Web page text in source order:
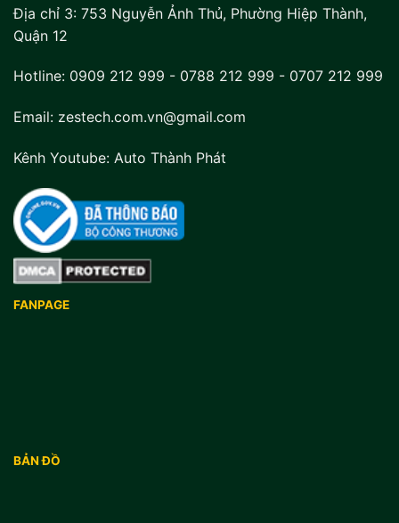
Địa chỉ 3: 753 Nguyễn Ảnh Thủ, Phường Hiệp Thành,
Quận 12
Hotline: 0909 212 999 - 0788 212 999 - 0707 212 999
Email: zestech.com.vn@gmail.com
Kênh Youtube: Auto Thành Phát
FANPAGE
BẢN ĐỒ